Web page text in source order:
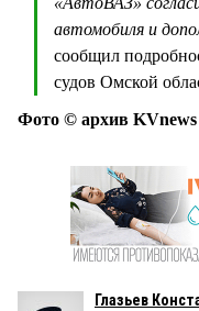
автомобиля и
сообщил
судов Омской
Фото © архив KVnews
Глазьев